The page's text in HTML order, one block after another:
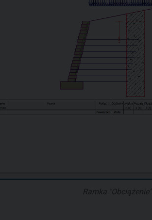
Ramka "Obciążenie"